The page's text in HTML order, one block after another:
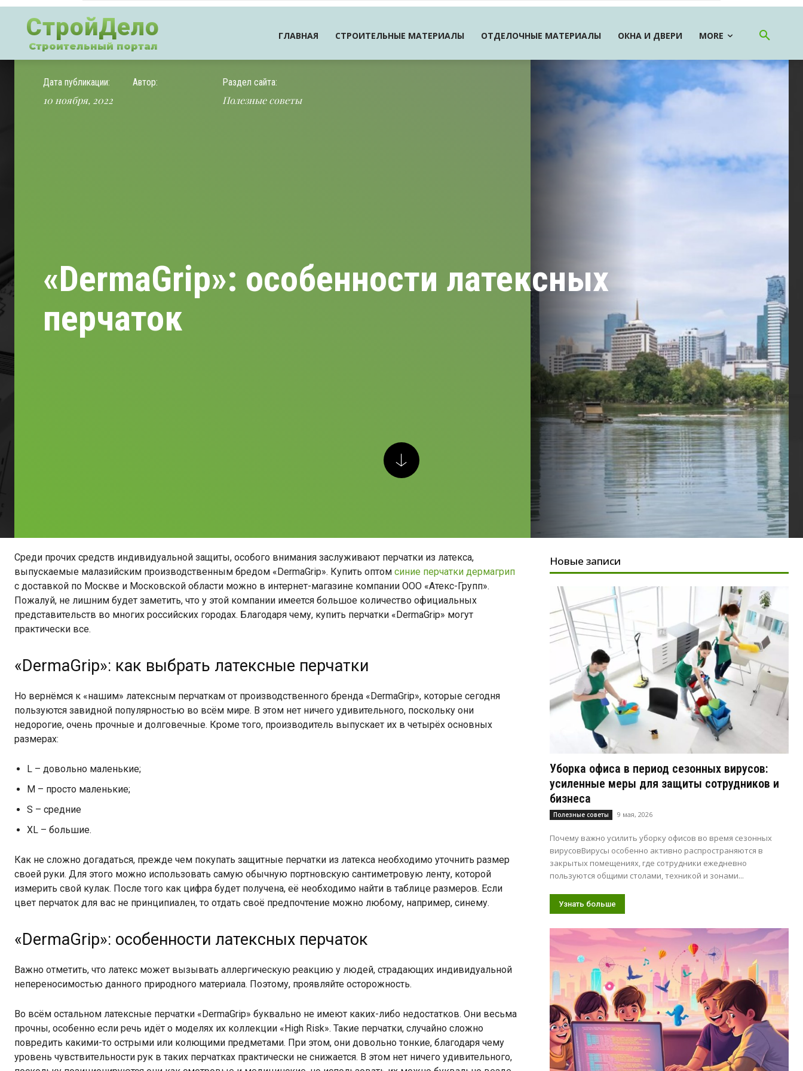
СтройДело
Строительный портал
ГЛАВНАЯ СТРОИТЕЛЬНЫЕ МАТЕРИАЛЫ ОТДЕЛОЧНЫЕ МАТЕРИАЛЫ ОКНА И ДВЕРИ MORE
«DermaGrip»: особенности латексных
перчаток
Дата публикации:
10 ноября, 2022
Автор: Раздел сайта:
Полезные советы
Среди прочих средств индивидуальной защиты, особого внимания заслуживают перчатки из латекса,
выпускаемые малазийским производственным бредом «DermaGrip». Купить оптом синие перчатки дермагрип
с доставкой по Москве и Московской области можно в интернет-магазине компании ООО «Атекс-Групп».
Пожалуй, не лишним будет заметить, что у этой компании имеется большое количество официальных
представительств во многих российских городах. Благодаря чему, купить перчатки «DermaGrip» могут
практически все.
«DermaGrip»: как выбрать латексные перчатки
Но вернёмся к «нашим» латексным перчаткам от производственного бренда «DermaGrip», которые сегодня
пользуются завидной популярностью во всём мире. В этом нет ничего удивительного, поскольку они
недорогие, очень прочные и долговечные. Кроме того, производитель выпускает их в четырёх основных
размерах:
L – довольно маленькие;
М – просто маленькие;
S – средние
XL – большие.
Как не сложно догадаться, прежде чем покупать защитные перчатки из латекса необходимо уточнить размер
своей руки. Для этого можно использовать самую обычную портновскую сантиметровую ленту, которой
измерить свой кулак. После того как цифра будет получена, её необходимо найти в таблице размеров. Если
цвет перчаток для вас не принципиален, то отдать своё предпочтение можно любому, например, синему.
«DermaGrip»: особенности латексных перчаток
Важно отметить, что латекс может вызывать аллергическую реакцию у людей, страдающих индивидуальной
непереносимостью данного природного материала. Поэтому, проявляйте осторожность.
Во всём остальном латексные перчатки «DermaGrip» буквально не имеют каких-либо недостатков. Они весьма
прочны, особенно если речь идёт о моделях их коллекции «High Risk». Такие перчатки, случайно сложно
повредить какими-то острыми или колющими предметами. При этом, они довольно тонкие, благодаря чему
уровень чувствительности рук в таких перчатках практически не снижается. В этом нет ничего удивительного,
Новые записи
Уборка офиса в период сезонных вирусов:
усиленные меры для защиты сотрудников и
бизнеса
Полезные советы 9 мая, 2026
Почему важно усилить уборку офисов во время сезонных
вирусовВирусы особенно активно распространяются в
закрытых помещениях, где сотрудники ежедневно
пользуются общими столами, техникой и зонами...
Узнать больше